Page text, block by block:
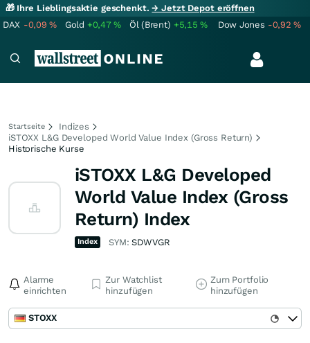
🎁 Ihre Lieblingsaktie geschenkt.→ Jetzt Depot eröffnen
DAX -0,09% Gold +0,47% Öl (Brent) +5,15% Dow Jones -0,92%
Startseite
Indizes
iSTOXX L&G Developed World Value Index (Gross Return)
Historische Kurse
iSTOXX L&G Developed
World Value Index (Gross
Return) Index
Index SYM:SDWVGR
Alarme
einrichten
Zur Watchlist
hinzufügen
Zum Portfolio
hinzufügen
STOXX